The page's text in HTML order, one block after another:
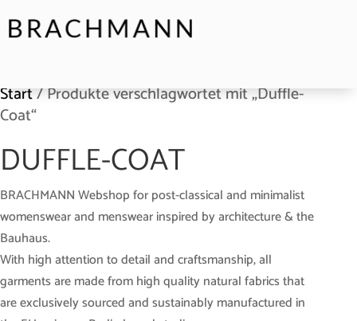
Start/ Produkte verschlagwortet mit „Duffle-
Coat“
DUFFLE-COAT
BRACHMANN Webshop for post-classical and minimalist
womenswear and menswear inspired by architecture & the
Bauhaus.
With high attention to detail and craftsmanship, all
garments are made from high quality natural fabrics that
are exclusively sourced and sustainably manufactured in